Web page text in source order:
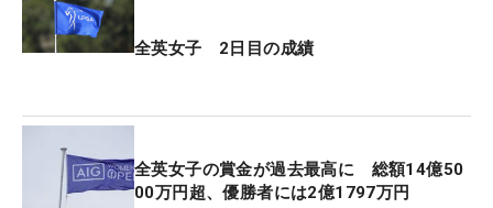
番は）練習ラウンドから、ティショットで左のミス
が多かった。セカンドも左にいく場面が多く、右か
前日はグリーン左に外してパー止まり。そんなこと
も頭によぎり、マウンド越えの難しいアプローチを
全英女子 2日目の成績
全英女子の賞金が過去最高に 総額14億50
00万円超、優勝者には2億1797万円